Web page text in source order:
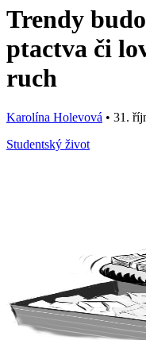
Trendy
ptactva či
ruch
Karolína Holevová • 31.
Studentský život